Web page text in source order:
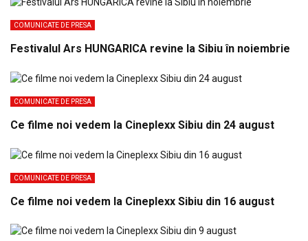
COMUNICATE DE PRESA
Festivalul Ars HUNGARICA revine la Sibiu în noiembrie
COMUNICATE DE PRESA
Ce filme noi vedem la Cineplexx Sibiu din 24 august
COMUNICATE DE PRESA
Ce filme noi vedem la Cineplexx Sibiu din 16 august